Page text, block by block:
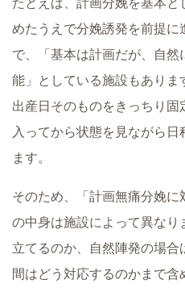
たとえば、計画分娩を基本
めたうえで分娩誘発を前提
で、「基本は計画だが、自
能」としている施設もありま
出産日そのものをきっちり
入ってから状態を見ながら
ます。
そのため、「計画無痛分娩
の中身は施設によって異な
立てるのか、自然陣発の場
間はどう対応するのかまで